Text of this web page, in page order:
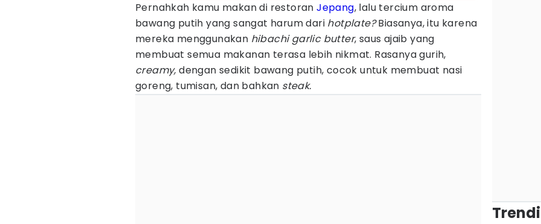
Pernahkah kamu makan di restoranJepang, lalu tercium aroma
bawang putih yang sangat harum dari hotplate?Biasanya, itu karena
mereka menggunakan hibachi garlic butter, saus ajaib yang
membuat semua makanan terasa lebih nikmat. Rasanya gurih,
creamy, dengan sedikit bawang putih, cocok untuk membuat nasi
goreng, tumisan, dan bahkan steak.